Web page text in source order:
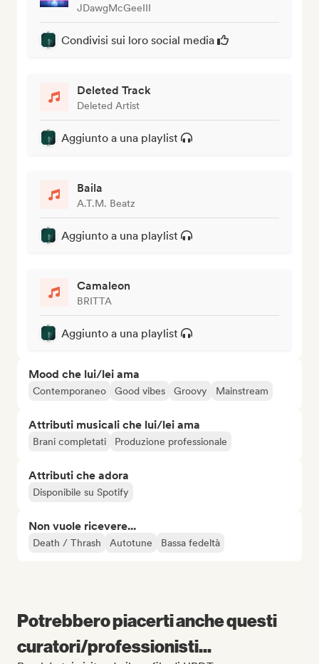
JDawgMcGeeIII
Condivisi sui loro social media
Deleted Track
Deleted Artist
Aggiunto a una playlist
Baila
A.T.M. Beatz
Aggiunto a una playlist
Camaleon
BRITTA
Aggiunto a una playlist
Mood che lui/lei ama
Contemporaneo Good vibes Groovy Mainstream
Attributi musicali che lui/lei ama
Brani completati Produzione professionale
Attributi che adora
Disponibile su Spotify
Non vuole ricevere...
Death / Thrash Autotune Bassa fedeltà
Potrebbero piacerti anche questi
curatori/professionisti...